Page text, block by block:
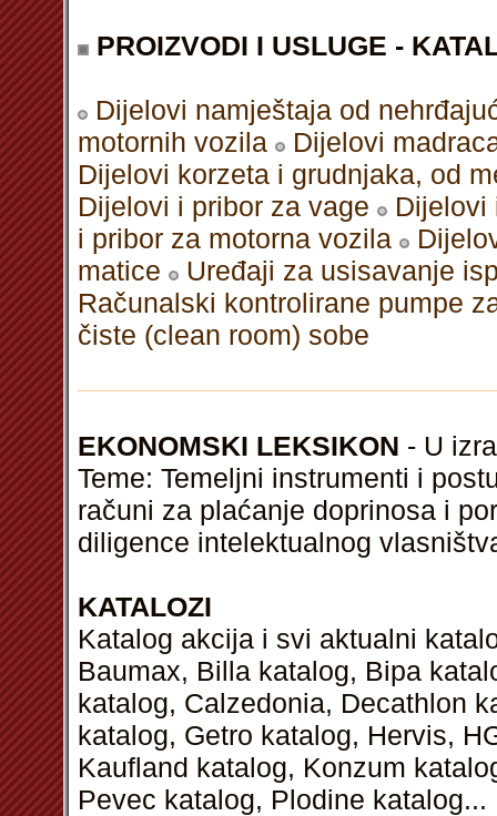
PROIZVODI I USLUGE -
Dijelovi namještaja od
motornih vozila
Dijelovi
Dijelovi korzeta i grudnjaka, od
Dijelovi i pribor za vage
Dijelovi
i pribor za motorna vozila
matice
Uređaji za usisavanje
Računalski kontrolirane pumpe
čiste (clean room) sobe
EKONOMSKI LEKSIKON - U
Teme: Temeljni instrumenti i
računi za plaćanje doprinosa i
diligence intelektualnog
KATALOZI
Katalog akcija i svi aktualni
Baumax, Billa katalog, Bipa
katalog, Calzedonia, Decathlon
katalog, Getro katalog, Hervis,
Kaufland katalog, Konzum
Pevec katalog, Plodine katalog...